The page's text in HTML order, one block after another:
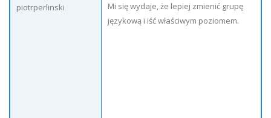
piotrperlinski
Mi się wydaje, że lepiej zmienić grupę
językową i iść właściwym poziomem.